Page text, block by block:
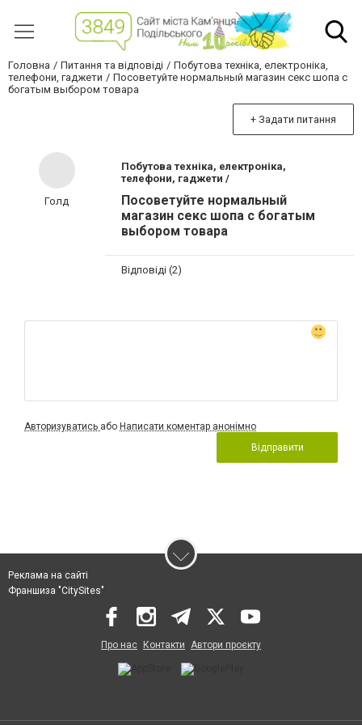
Головна Питання та відповіді
Побутова техніка, електроніка,
телефони, гаджети
Посоветуйте нормальный магазин секс шопа с
богатым выбором товара
+ Задати питання
Голд
Побутова техніка, електроніка,
телефони, гаджети /
Посоветуйте нормальный
магазин секс шопа с богатым
выбором товара
Відповіді (2)
Авторизуватись або Написати коментар анонімно
Відправити
Реклама на сайті
Франшиза "CitySites"
Про нас Контакти Автори проєкту